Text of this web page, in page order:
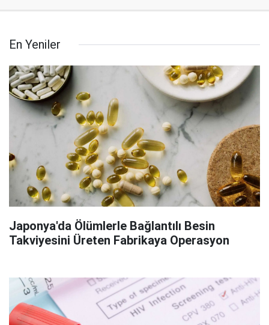
En Yeniler
Japonya'da Ölümlerle Bağlantılı Besin
Takviyesini Üreten Fabrikaya Operasyon